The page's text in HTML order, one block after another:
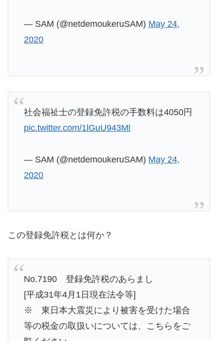
— SAM (@netdemoukeruSAM) May 24,
2020
社会福祉士の登録免許税の手数料は4050円
pic.twitter.com/1lGuU943Ml
— SAM (@netdemoukeruSAM) May 24,
2020
この登録免許税とは何か？
No.7190 登録免許税のあらまし
[平成31年4月1日現在法令等]
※ 東日本大震災により被害を受けた場合
等の税金の取扱いについては、こちらをご